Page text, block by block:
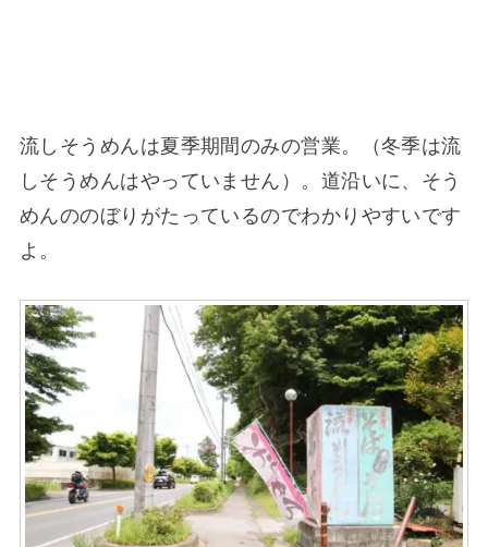
流しそうめんは夏季期間のみの営業。（冬季は流
しそうめんはやっていません）。道沿いに、そう
めんののぼりがたっているのでわかりやすいです
よ。